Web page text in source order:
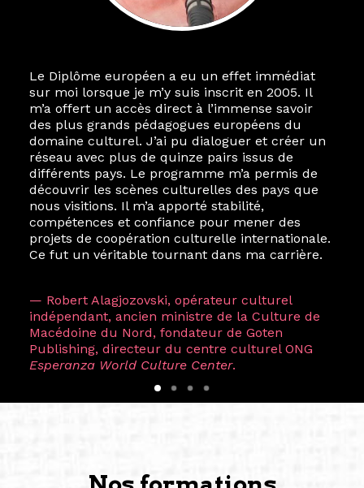
Le Diplôme européen a eu un effet immédiat
sur moi lorsque je m’y suis inscrit en 2005. Il
m’a offert un accès direct à l’immense savoir
des plus grands pédagogues européens du
domaine culturel. J’ai pu dialoguer et créer un
réseau avec plus de quinze pairs issus de
différents pays. Le programme m’a permis de
découvrir les scènes culturelles des pays que
nous visitions. Il m’a apporté stabilité,
compétences et confiance pour mener des
projets de coopération culturelle internationale.
Ce fut un véritable tournant dans ma carrière.
— Robert Alagjozovski, opérateur culturel
indépendant, ancien ministre de la Culture de
Macédoine du Nord, fondateur de Goten
Publishing, directeur du centre culturel ONG
Esperanza World Culture Center.